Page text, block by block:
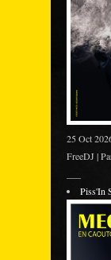
25 Oct
FreeDJ |
Piss'In